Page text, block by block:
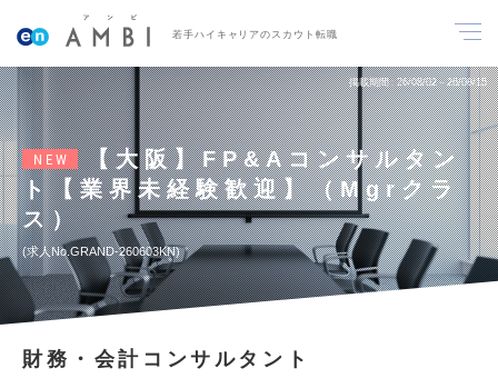
若手ハイキャリアのスカウト転職
掲載期間 26/08/02～26/08/15
NEW
【大阪】FP&Aコンサルタン
ト【業界未経験歓迎】（Mgrクラ
ス）
求人No.GRAND-260603KN
財務・会計コンサルタント